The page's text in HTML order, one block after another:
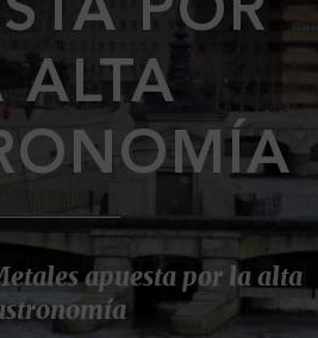
POR
ALTA
apuesta por la alta